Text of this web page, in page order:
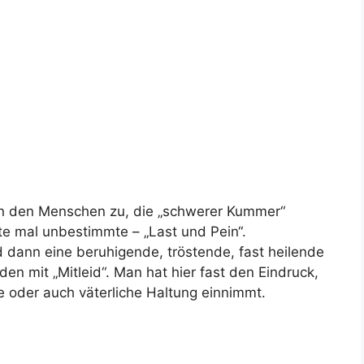
Menschen zu, die „schwerer Kummer“
mal unbestimmte – „Last und Pein“.
eine beruhigende, tröstende, fast heilende
mit „Mitleid“. Man hat hier fast den Eindruck,
auch väterliche Haltung einnimmt.